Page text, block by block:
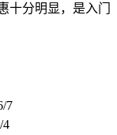
十分明显，是入门
7
4